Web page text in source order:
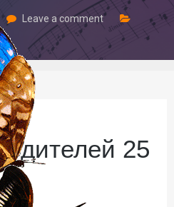
Leave a comment
25